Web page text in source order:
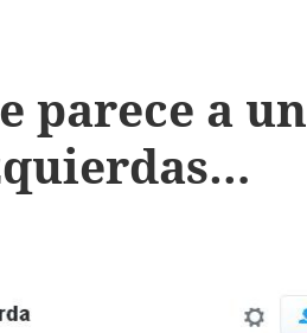
parece a un